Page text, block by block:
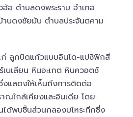
อ ตำบลดงพระราม อำเภอ
านดงชัยมัน ตำบลประจันตคาม
ลูกปัดแก้วแบบอินโด-แปซิฟิกสี
นเลียน หินอะเกต หินควอตซ์
งแสดงให้เห็นถึงการติดต่อ
ณใกล้เคียงและอินเดีย โดย
ได้พบชิ้นส่วนกลองมโหระทึกซึ่ง